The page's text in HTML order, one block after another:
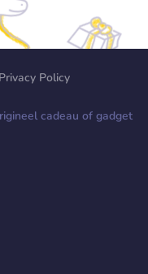
Privacy Policy
cadeau of gadget